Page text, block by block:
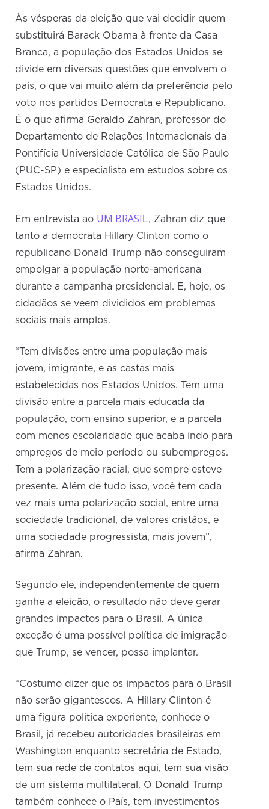
Às vésperas da eleição que vai decidir quem
substituirá Barack Obama à frente da Casa
Branca, a população dos Estados Unidos se
divide em diversas questões que envolvem o
país, o que vai muito além da preferência pelo
voto nos partidos Democrata e Republicano.
É o que afirma Geraldo Zahran, professor do
Departamento de Relações Internacionais da
Pontifícia Universidade Católica de São Paulo
(PUC-SP) e especialista em estudos sobre os
Estados Unidos.
Em entrevista ao UM BRASI L, Zahran diz que
tanto a democrata Hillary Clinton como o
republicano Donald Trump não conseguiram
empolgar a população norte-americana
durante a campanha presidencial. E, hoje, os
cidadãos se veem divididos em problemas
sociais mais amplos.
“Tem divisões entre uma população mais
jovem, imigrante, e as castas mais
estabelecidas nos Estados Unidos. Tem uma
divisão entre a parcela mais educada da
população, com ensino superior, e a parcela
com menos escolaridade que acaba indo para
empregos de meio período ou subempregos.
Tem a polarização racial, que sempre esteve
presente. Além de tudo isso, você tem cada
vez mais uma polarização social, entre uma
sociedade tradicional, de valores cristãos, e
uma sociedade progressista, mais jovem”,
afirma Zahran.
Segundo ele, independentemente de quem
ganhe a eleição, o resultado não deve gerar
grandes impactos para o Brasil. A única
exceção é uma possível política de imigração
que Trump, se vencer, possa implantar.
“Costumo dizer que os impactos para o Brasil
não serão gigantescos. A Hillary Clinton é
uma figura política experiente, conhece o
Brasil, já recebeu autoridades brasileiras em
Washington enquanto secretária de Estado,
tem sua rede de contatos aqui, tem sua visão
de um sistema multilateral. O Donald Trump
também conhece o País, tem investimentos